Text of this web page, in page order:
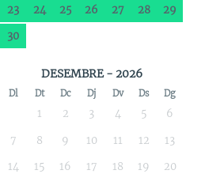
23
24 25 26 27 28
29
30
DESEMBRE - 2026
Dl Dt Dc Dj Dv Ds Dg
1 2 3 4 5
6
7
8 9 10 11 12
13
14
15 16 17 18 19
20